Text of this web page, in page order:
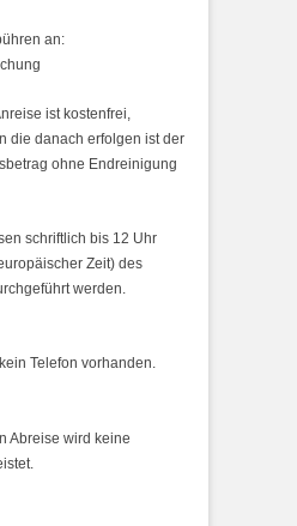
an:
ist kostenfrei,
die danach erfolgen ist der
ohne Endreinigung
schriftlich bis 12 Uhr
Zeit) des
werden.
Telefon vorhanden.
Abreise wird keine